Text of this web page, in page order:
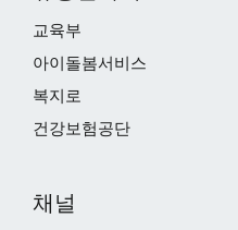
교육부
아이돌봄서비스
복지로
건강보험공단
채널